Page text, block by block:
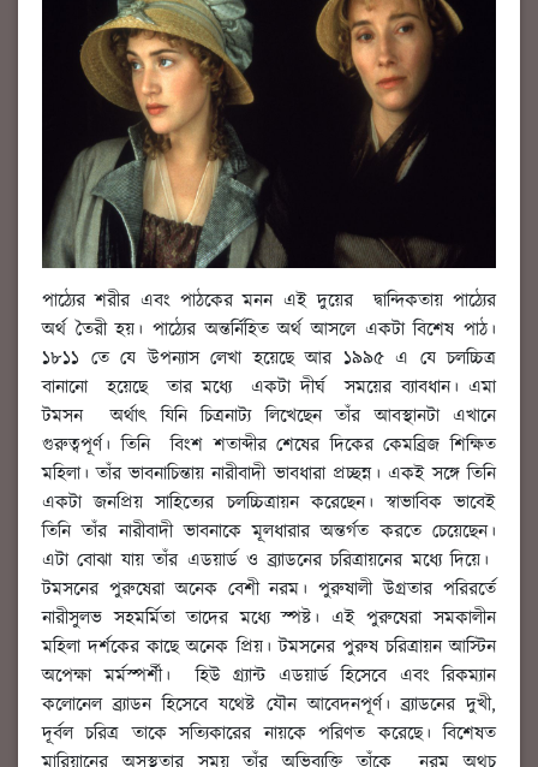
পাঠ্যের শরীর এবং পাঠকের মনন এই দুয়ের দ্বান্দিকতায় পাঠ্যের
অর্থ তৈরী হয়। পাঠ্যের অন্তর্নিহিত অর্থ আসলে একটা বিশেষ পাঠ।
১৮১১ তে যে উপন্যাস লেখা হয়েছে আর ১৯৯৫ এ যে চলচ্চিত্র
বানানো হয়েছে তার মধ্যে একটা দীর্ঘ সময়ের ব্যাবধান। এমা
টমসন অর্থাৎ যিনি চিত্রনাট্য লিখেছেন তাঁর আবস্থানটা এখানে
গুরুত্বপূর্ণ। তিনি বিংশ শতাব্দীর শেষের দিকের কেমব্রিজ শিক্ষিত
মহিলা। তাঁর ভাবনাচিন্তায় নারীবাদী ভাবধারা প্রচ্ছন্ন। একই সঙ্গে তিনি
একটা জনপ্রিয় সাহিত্যের চলচ্চিত্রায়ন করেছেন। স্বাভাবিক ভাবেই
তিনি তাঁর নারীবাদী ভাবনাকে মূলধারার অন্তর্গত করতে চেয়েছেন।
এটা বোঝা যায় তাঁর এডয়ার্ড ও ব্র্যাডনের চরিত্রায়নের মধ্যে দিয়ে।
টমসনের পুরুষেরা অনেক বেশী নরম। পুরুষালী উগ্রতার পরিরর্তে
নারীসুলভ সহমর্মিতা তাদের মধ্যে স্পষ্ট। এই পুরুষেরা সমকালীন
মহিলা দর্শকের কাছে অনেক প্রিয়। টমসনের পুরুষ চরিত্রায়ন আস্টিন
অপেক্ষা মর্মস্পর্শী। হিউ গ্র্যান্ট এডয়ার্ড হিসেবে এবং রিকম্যান
কলোনেল ব্র্যাডন হিসেবে যথেষ্ট যৌন আবেদনপূর্ণ। ব্র্যাডনের দুখী,
দূর্বল চরিত্র তাকে সত্যিকারের নায়কে পরিণত করেছে। বিশেষত